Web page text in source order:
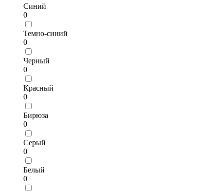
Синий
0
Темно-синий
0
Черный
0
Красный
0
Бирюза
0
Серый
0
Белый
0